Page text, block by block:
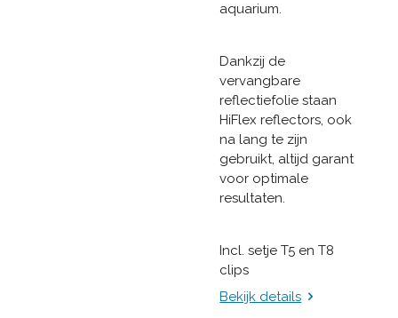
aquarium.
Dankzij de
vervangbare
reflectiefolie staan
HiFlex reflectors, ook
na lang te zijn
gebruikt, altijd garant
voor optimale
resultaten.
Incl. setje T5 en T8
clips
Bekijk details